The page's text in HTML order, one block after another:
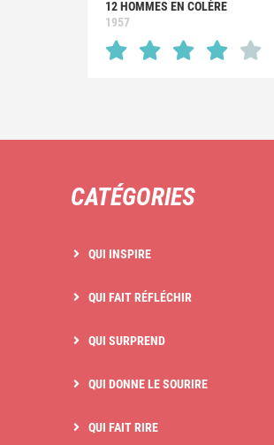
12 HOMMES EN COLÈRE
1957
CATÉGORIES
QUI INSPIRE
QUI FAIT RÉFLÉCHIR
QUI SURPREND
QUI DONNE LE SOURIRE
QUI FAIT RIRE